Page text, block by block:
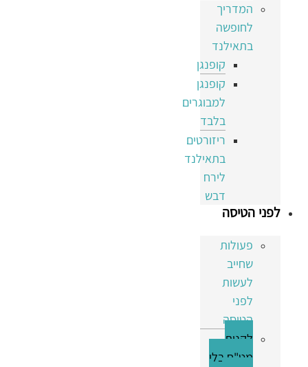
המדריך
לחופשה
בתאילנד
קופנגן
קופנגן
למבוגרים
בלבד
ריזורטים
בתאילנד
לירח
דבש
לפני הטיסה
פעולות
שחייב
לעשות
לפני
הטיסה
לקנות
מט"ח בלי